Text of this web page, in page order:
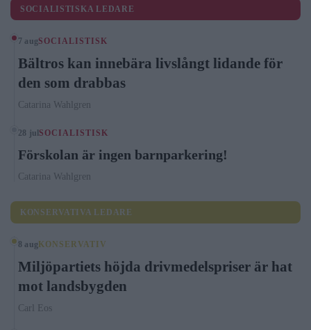
SOCIALISTISKA LEDARE
7 augSOCIALISTISK
Bältros kan innebära livslångt lidande för
den som drabbas
Catarina Wahlgren
28 julSOCIALISTISK
Förskolan är ingen barnparkering!
Catarina Wahlgren
KONSERVATIVA LEDARE
8 augKONSERVATIV
Miljöpartiets höjda drivmedelspriser är hat
mot landsbygden
Carl Eos